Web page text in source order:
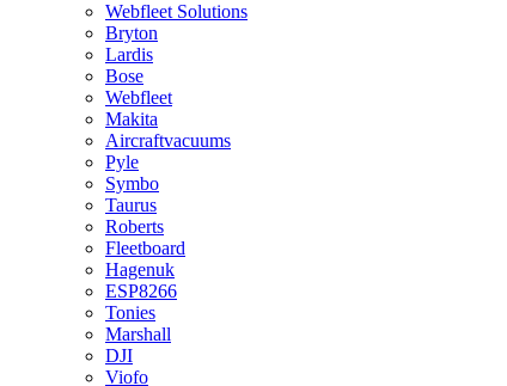
Webfleet Solutions
Bryton
Lardis
Bose
Webfleet
Makita
Aircraftvacuums
Pyle
Symbo
Taurus
Roberts
Fleetboard
Hagenuk
ESP8266
Tonies
Marshall
DJI
Viofo